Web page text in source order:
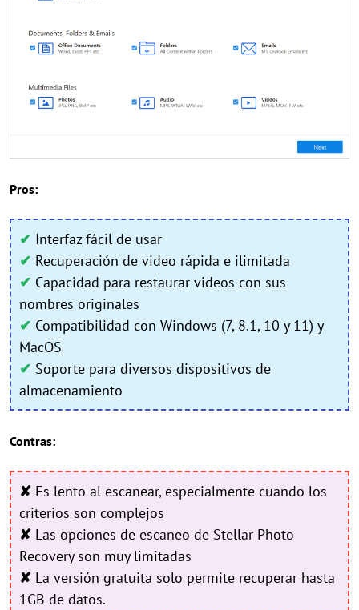
Pros:
✔ Interfaz fácil de usar
✔ Recuperación de video rápida e ilimitada
✔ Capacidad para restaurar videos con sus
nombres originales
✔ Compatibilidad con Windows (7, 8.1, 10 y 11) y
MacOS
✔ Soporte para diversos dispositivos de
almacenamiento
Contras:
✘ Es lento al escanear, especialmente cuando los
criterios son complejos
✘ Las opciones de escaneo de Stellar Photo
Recovery son muy limitadas
✘ La versión gratuita solo permite recuperar hasta
1GB de datos.